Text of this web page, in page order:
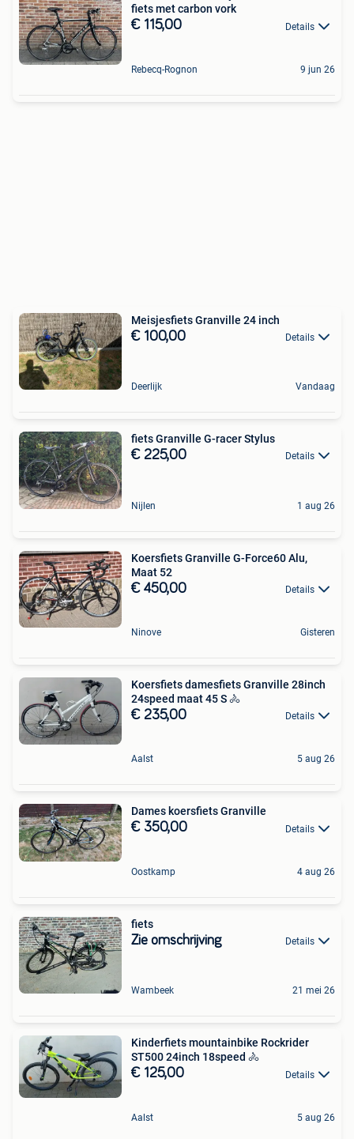
fiets met carbon vork
€ 115,00 Details
Rebecq-Rognon 9 jun 26
Meisjesfiets Granville 24 inch
€ 100,00 Details
Deerlijk Vandaag
fiets Granville G-racer Stylus
€ 225,00 Details
Nijlen 1 aug 26
Koersfiets Granville G-Force60 Alu,
Maat 52
€ 450,00 Details
Ninove Gisteren
Koersfiets damesfiets Granville 28inch
24speed maat 45 S 🚴
€ 235,00 Details
Aalst 5 aug 26
Dames koersfiets Granville
€ 350,00 Details
Oostkamp 4 aug 26
fiets
Zie omschrijving Details
Wambeek 21 mei 26
Kinderfiets mountainbike Rockrider
ST500 24inch 18speed 🚴
€ 125,00 Details
Aalst 5 aug 26